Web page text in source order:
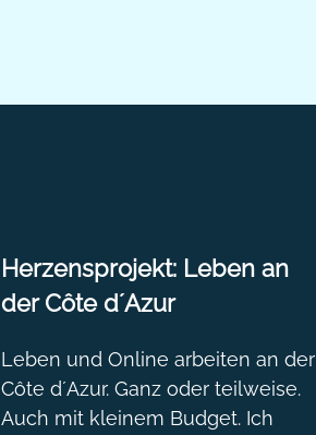
Herzensprojekt: Leben an
der Côte d´Azur
Leben und Online arbeiten an der
Côte d´Azur. Ganz oder teilweise.
Auch mit kleinem Budget. Ich